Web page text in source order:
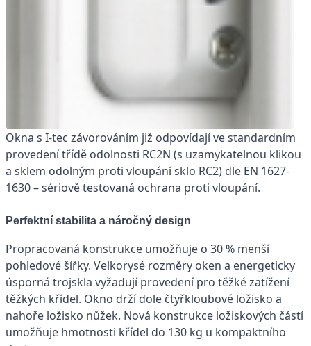
Okna s I-tec závorováním již odpovídají ve standardním
provedení třídě odolnosti RC2N (s uzamykatelnou klikou
a sklem odolným proti vloupání sklo RC2) dle EN 1627-
1630 – sériově testovaná ochrana proti vloupání.
Perfektní stabilita a náročný design
Propracovaná konstrukce umožňuje o 30 % menší
pohledové šířky. Velkorysé rozměry oken a energeticky
úsporná trojskla vyžadují provedení pro těžké zatížení
těžkých křídel. Okno drží dole čtyřkloubové ložisko a
nahoře ložisko nůžek. Nová konstrukce ložiskových částí
umožňuje hmotnosti křídel do 130 kg u kompaktního